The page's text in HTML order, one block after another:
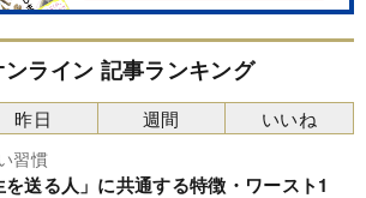
ライン 記事ランキング
習慣
を送る人」に共通する特徴・ワースト1
昨日 週間 いいね